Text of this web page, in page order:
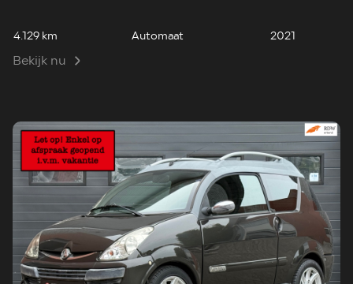
4.129 km Automaat 2021
Bekijk nu